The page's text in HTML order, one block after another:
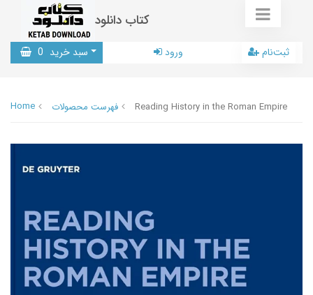
کتاب دانلود
سبد خرید 0 ورود ثبت‌نام
Home فهرست محصولات Reading History in the Roman Empire